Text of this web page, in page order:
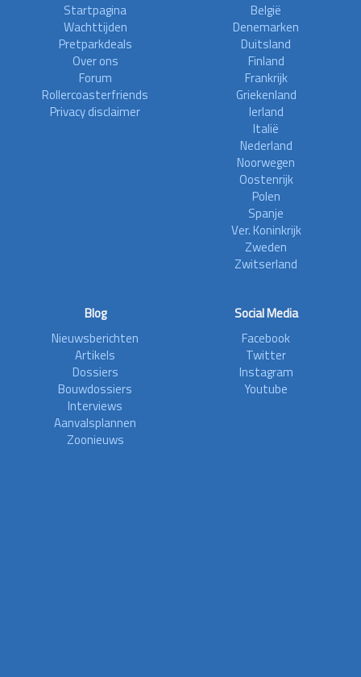
Startpagina
Wachttijden
Pretparkdeals
Over ons
Forum
Rollercoasterfriends
Privacy disclaimer
België
Denemarken
Duitsland
Finland
Frankrijk
Griekenland
Ierland
Italië
Nederland
Noorwegen
Oostenrijk
Polen
Spanje
Ver. Koninkrijk
Zweden
Zwitserland
Blog
Nieuwsberichten
Artikels
Dossiers
Bouwdossiers
Interviews
Aanvalsplannen
Zoonieuws
Social Media
Facebook
Twitter
Instagram
Youtube